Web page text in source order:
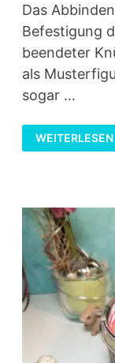
Das
Befestigung
beendeter
als
sogar …
QUASTEN
ABBINDEN
MIT
WEITERLESEN